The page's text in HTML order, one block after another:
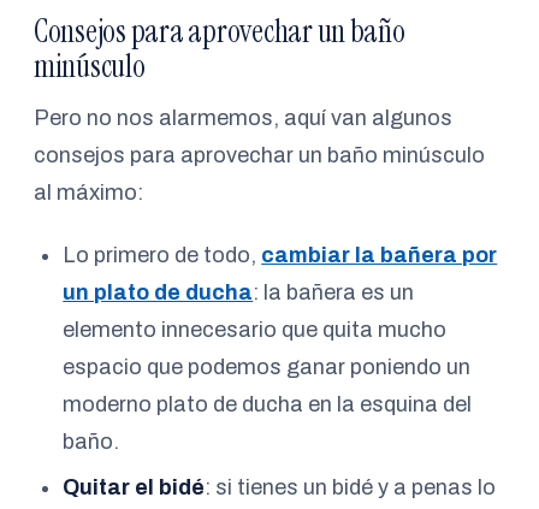
Consejos para aprovechar un baño
minúsculo
Pero no nos alarmemos, aquí van algunos
consejos para aprovechar un baño minúsculo
al máximo:
Lo primero de todo, cambiar la bañera por
un plato de ducha: la bañera es un
elemento innecesario que quita mucho
espacio que podemos ganar poniendo un
moderno plato de ducha en la esquina del
baño.
Quitar el bidé: si tienes un bidé y a penas lo